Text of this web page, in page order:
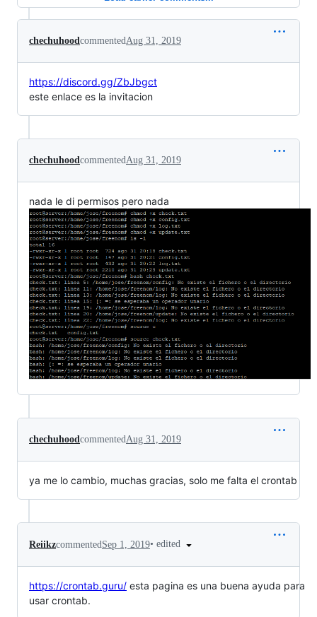
chechuhoodcommentedAug 31, 2019
https://discord.gg/ZbJbgct
este enlace es la invitacion
chechuhoodcommentedAug 31, 2019
nada le di permisos pero nada
chechuhoodcommentedAug 31, 2019
ya me lo cambio, muchas gracias, solo me falta el crontab
ReiikzcommentedSep 1, 2019• edited
https://crontab.guru/ esta pagina es una buena ayuda para
usar crontab.